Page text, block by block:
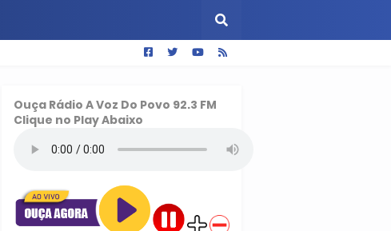
Ouça Rádio A Voz Do Povo 92.3 FM
Clique no Play Abaixo